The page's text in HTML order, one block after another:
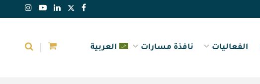
الفعاليات نافذة مسارات العربية